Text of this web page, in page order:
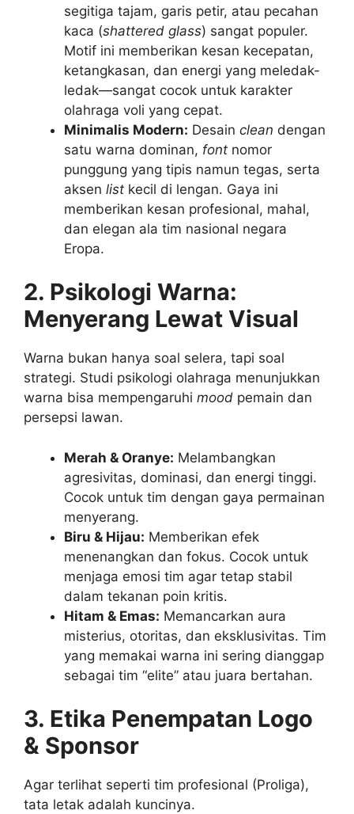
segitiga tajam, garis petir, atau pecahan
kaca (shattered glass) sangat populer.
Motif ini memberikan kesan kecepatan,
ketangkasan, dan energi yang meledak-
ledak—sangat cocok untuk karakter
olahraga voli yang cepat.
Minimalis Modern: Desain clean dengan
satu warna dominan, font nomor
punggung yang tipis namun tegas, serta
aksen list kecil di lengan. Gaya ini
memberikan kesan profesional, mahal,
dan elegan ala tim nasional negara
Eropa.
2. Psikologi Warna:
Menyerang Lewat Visual
Warna bukan hanya soal selera, tapi soal
strategi. Studi psikologi olahraga menunjukkan
warna bisa mempengaruhi mood pemain dan
persepsi lawan.
Merah & Oranye: Melambangkan
agresivitas, dominasi, dan energi tinggi.
Cocok untuk tim dengan gaya permainan
menyerang.
Biru & Hijau: Memberikan efek
menenangkan dan fokus. Cocok untuk
menjaga emosi tim agar tetap stabil
dalam tekanan poin kritis.
Hitam & Emas: Memancarkan aura
misterius, otoritas, dan eksklusivitas. Tim
yang memakai warna ini sering dianggap
sebagai tim “elite” atau juara bertahan.
3. Etika Penempatan Logo
& Sponsor
Agar terlihat seperti tim profesional (Proliga),
tata letak adalah kuncinya.